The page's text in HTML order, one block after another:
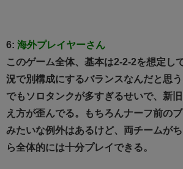
6: 海外プレイヤーさん
このゲーム全体、基本は2-2-2を想定し
況で別構成にするバランスなんだと思う
でもソロタンクが多すぎるせいで、新
え方が歪んでる。もちろんナーフ前の
みたいな例外はあるけど、両チームが
ら全体的には十分プレイできる。